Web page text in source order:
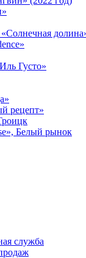
Густо»
рецепт»
Белый рынок
служба